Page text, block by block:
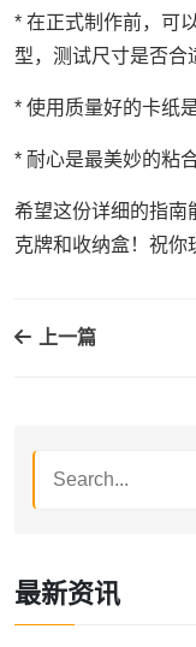
* 在正式制作前，可
型，测试尺寸是否合
* 使用质量好的卡纸
* 耐心是最美妙的粘
希望这份详细的指南
克牌和收纳盒！祝你
上一篇
最新资讯